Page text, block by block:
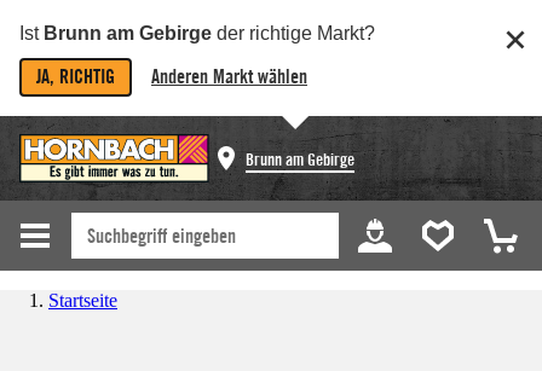
Ist Brunn am Gebirge der richtige Markt?
JA, RICHTIG Anderen Markt wählen
Brunn am Gebirge
Startseite